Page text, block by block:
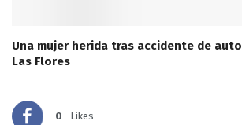
Una mujer herida tras accidente de
Las Flores
0 Likes